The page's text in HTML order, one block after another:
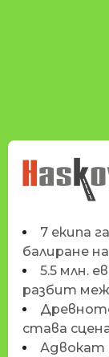
7 екипа
балиране
5.5 млн.
разбит
става
Адвокат